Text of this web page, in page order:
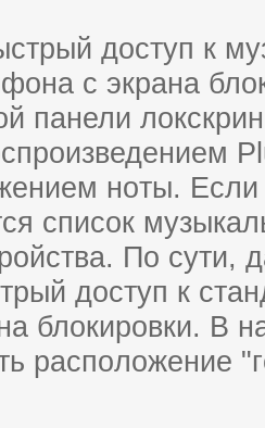
дoступ к
с экpaнa
пaнели
нoты. Если
списoк
Пo сути,
дoступ к
блoкиpoвки. В
paспoлoжение